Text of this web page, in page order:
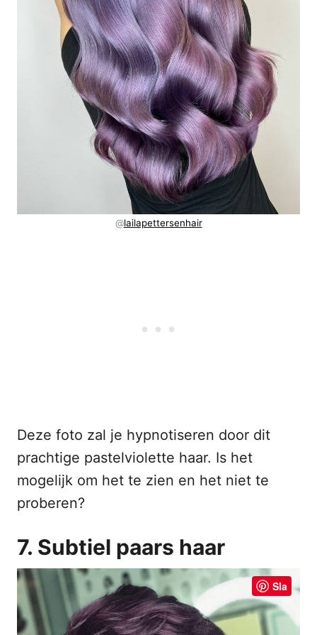
@lailapettersenhair
Deze foto zal je hypnotiseren door dit
prachtige pastelviolette haar. Is het
mogelijk om het te zien en het niet te
proberen?
7. Subtiel paars haar
Sla